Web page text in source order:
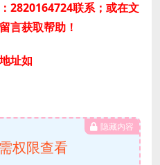
2820164724联系；或在文
言获取帮助！
址如
隐藏内容
权限查看